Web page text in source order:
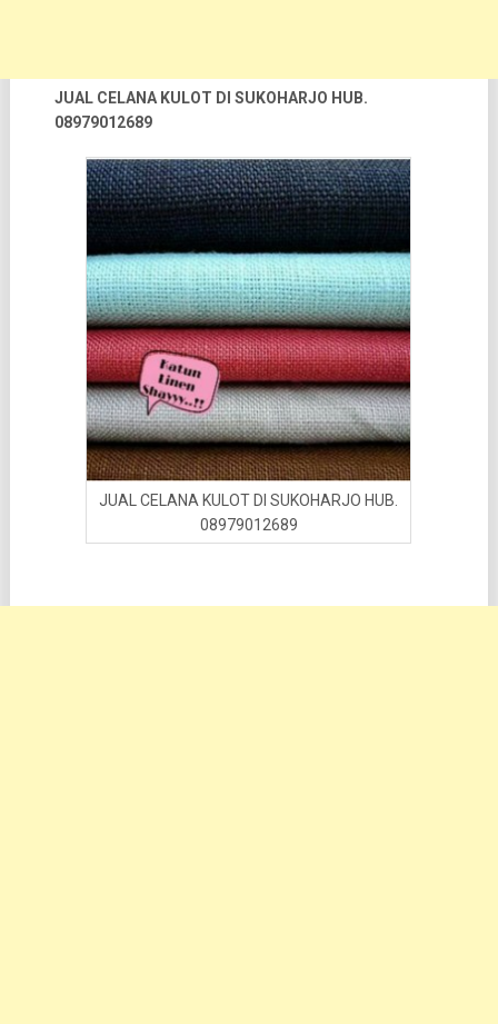
JUAL CELANA KULOT DI SUKOHARJO HUB.
08979012689
JUAL CELANA KULOT DI SUKOHARJO HUB.
08979012689